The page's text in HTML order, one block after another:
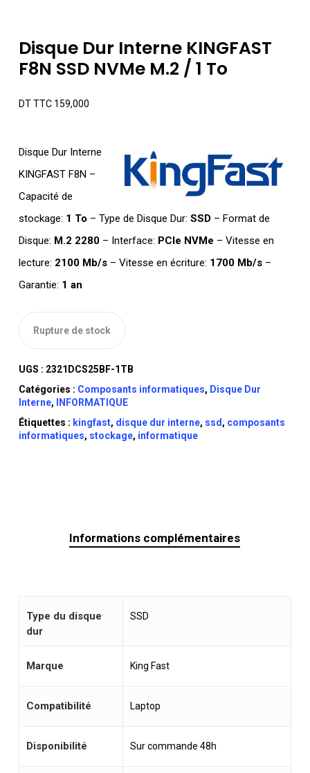
Disque Dur Interne KINGFAST
F8N SSD NVMe M.2 / 1 To
DT TTC159,000
Disque Dur Interne
KINGFAST F8N –
Capacité de
stockage: 1 To – Type de Disque Dur: SSD– Format de
Disque: M.2 2280– Interface: PCIe NVMe – Vitesse en
lecture: 2100 Mb/s– Vitesse en écriture: 1700 Mb/s–
Garantie: 1 an
Rupture de stock
UGS : 2321DCS25BF-1TB
Catégories : Composants informatiques, Disque Dur
Interne,
INFORMATIQUE
Étiquettes : kingfast, disque dur interne, ssd , composants
informatiques, stockage, informatique
Informations complémentaires
Type du disque
dur
SSD
Marque King Fast
Compatibilité Laptop
Disponibilité Sur commande 48h